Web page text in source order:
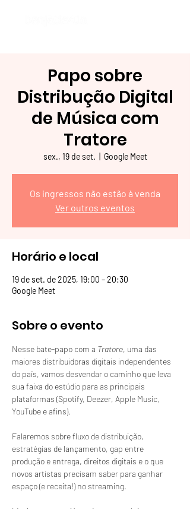
Papo sobre
Distribução Digital
de Música com
Tratore
sex., 19 de set. Google Meet
Os ingressos não estão à venda
Ver outros eventos
Horário e local
19 de set. de 2025, 19:00 – 20:30
Google Meet
Sobre o evento
Nesse bate-papo com a Tratore, uma das
maiores distribuidoras digitais independentes
do país, vamos desvendar o caminho que leva
sua faixa do estúdio para as principais
plataformas (Spotify, Deezer, Apple Music,
YouTube e afins).
Falaremos sobre fluxo de distribuição,
estratégias de lançamento, gap entre
produção e entrega, direitos digitais e o que
novos artistas precisam saber para ganhar
espaço (e receita!) no streaming.
Ideal para quem já produz suas músicas e quer